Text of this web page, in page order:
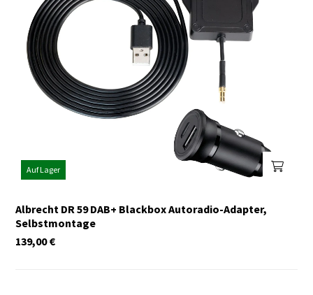
Auf Lager
Albrecht DR 59 DAB+ Blackbox Autoradio-Adapter,
Selbstmontage
€
139,00